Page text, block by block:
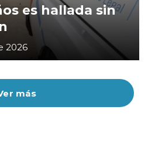
más
es hallada sin
2026